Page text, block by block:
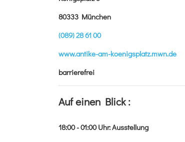
80333 München
(089) 28 61 00
www.antike-am-koenigsplatz.mwn.de
barrierefrei
Auf einen Blick :
18:00 - 01:00Uhr:Ausstellung